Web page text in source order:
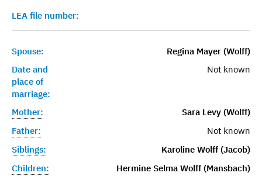
LEA file number:
Spouse:
Regina Mayer (Wolff)
Date and
place of
marriage:
Not known
Mother:
Sara Levy (Wolff)
Father:
Not known
Siblings:
Karoline Wolff (Jacob)
Children:
Hermine Selma Wolff (Mansbach)